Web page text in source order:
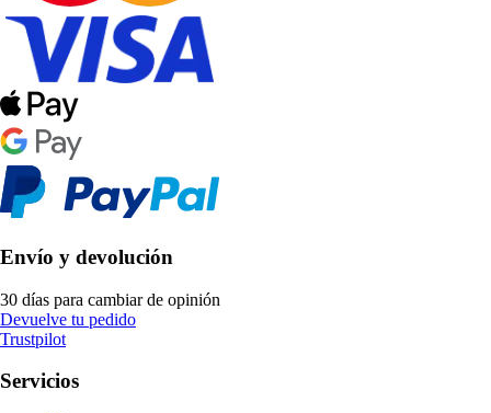
Envío y devolución
30 días para cambiar de opinión
Devuelve tu pedido
Trustpilot
Servicios